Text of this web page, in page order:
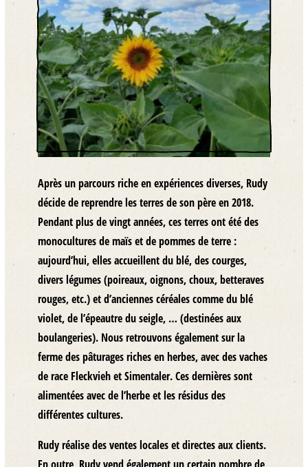
Après un parcours riche en expériences diverses, Rudy
décide de reprendre les terres de son père en 2018.
Pendant plus de vingt années, ces terres ont été des
monocultures de maïs et de pommes de terre :
aujourd’hui, elles accueillent dublé, descourges,
divers légumes(poireaux, oignons, choux, betteraves
rouges, etc.) et d’anciennes céréalescomme du blé
violet, de l’épeautre du seigle, … (destinées aux
boulangeries). Nous retrouvons également sur la
ferme despâturages riches en herbes, avec des vaches
de race Fleckvieh et Simentaler. Ces dernières sont
alimentées avec de l’herbe et les résidus des
différentes cultures.
Rudy réalise desventes localeset directes aux clients.